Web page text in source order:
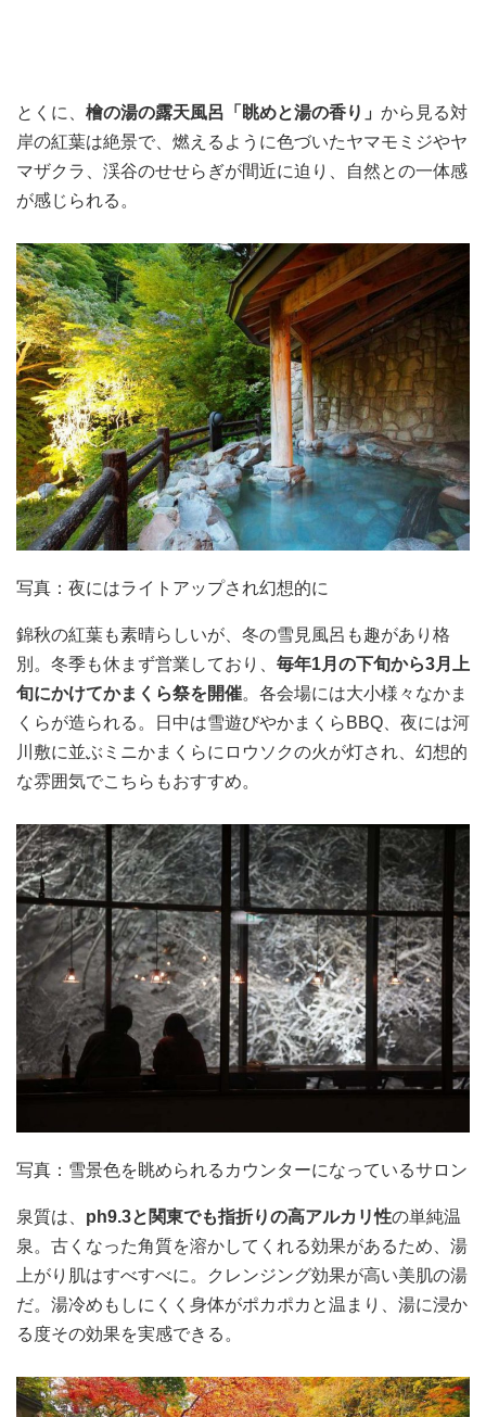
とくに、 檜の湯の露天風呂「眺めと湯の香り」 から見る対
岸の紅葉は絶景で、燃えるように色づいたヤマモミジやヤ
マザクラ、渓谷のせせらぎが間近に迫り、自然との一体感
が感じられる。
写真：夜にはライトアップされ幻想的に
錦秋の紅葉も素晴らしいが、冬の雪見風呂も趣があり格
別。冬季も休まず営業しており、 毎年1月の下旬から3月上
旬にかけてかまくら祭を開催。各会場には大小様々なかま
くらが造られる。日中は雪遊びやかまくらBBQ、夜には河
川敷に並ぶミニかまくらにロウソクの火が灯され、幻想的
な雰囲気でこちらもおすすめ。
写真：雪景色を眺められるカウンターになっているサロン
泉質は、 ph9.3と関東でも指折りの高アルカリ性の単純温
泉。古くなった角質を溶かしてくれる効果があるため、湯
上がり肌はすべすべに。クレンジング効果が高い美肌の湯
だ。湯冷めもしにくく身体がポカポカと温まり、湯に浸か
る度その効果を実感できる。